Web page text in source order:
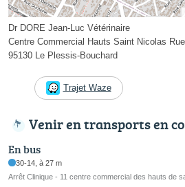
Dr DORE Jean-Luc Vétérinaire
Centre Commercial Hauts Saint Nicolas
95130 Le Plessis-Bouchard
Trajet Waze
Venir en transports en
En bus
30-14, à 27 m
Arrêt Clinique - 11 centre commercial des hauts de